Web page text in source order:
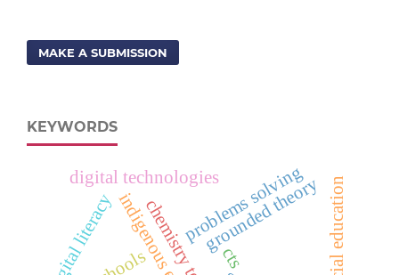
MAKE A SUBMISSION
KEYWORDS
digital technologies
cts
grounded theoryspecial education
digital literacy problems solving